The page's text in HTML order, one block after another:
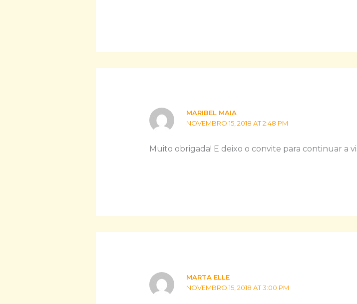
MARIBEL MAIA
NOVEMBRO 15, 2018 AT 2:48 PM
Muito obrigada! E deixo o convite para continuar a
MARTA ELLE
NOVEMBRO 15, 2018 AT 3:00 PM